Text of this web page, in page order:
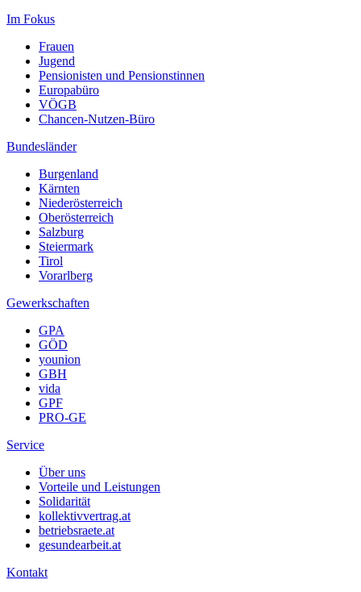
Im Fokus
Frauen
Jugend
Pensionisten und Pensionstinnen
Europabüro
VÖGB
Chancen-Nutzen-Büro
Bundesländer
Burgenland
Kärnten
Niederösterreich
Oberösterreich
Salzburg
Steiermark
Tirol
Vorarlberg
Gewerkschaften
GPA
GÖD
younion
GBH
vida
GPF
PRO-GE
Service
Über uns
Vorteile und Leistungen
Solidarität
kollektivvertrag.at
betriebsraete.at
gesundearbeit.at
Kontakt